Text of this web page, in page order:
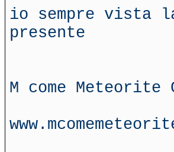
io sempre vista
presente
M come